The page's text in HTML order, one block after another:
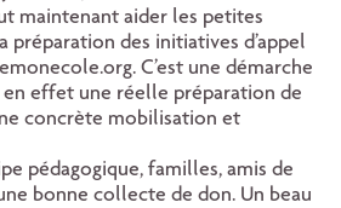
maintenant aider les petites
préparation des initiatives d’appel
C’est une démarche
en effet une réelle préparation de
concrète mobilisation et
pédagogique, familles, amis de
bonne collecte de don. Un beau